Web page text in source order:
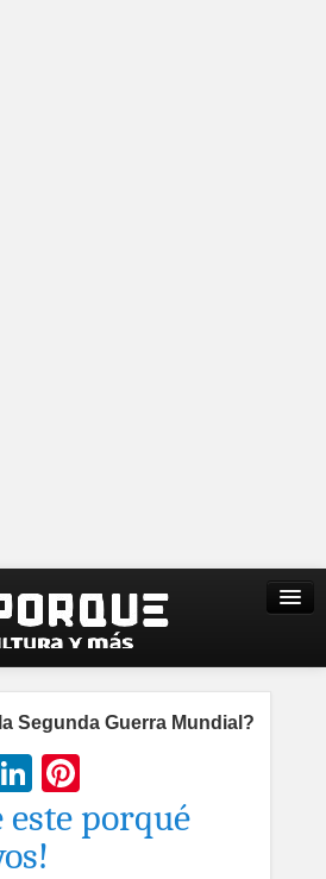
Segunda Guerra Mundial?
LinkedIn
este porqué